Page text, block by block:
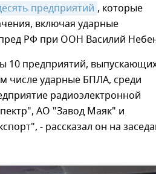
предприятий , которые
включая ударные
РФ при ООН Василий
10 предприятий,
числе ударные БПЛА, среди
радиоэлектронной
АО "Завод Маяк" и
- рассказал он на